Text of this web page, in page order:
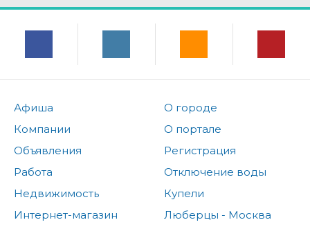
Афиша
Компании
Объявления
Работа
Недвижимость
Интернет-магазин
О городе
О портале
Регистрация
Отключение воды
Купели
Люберцы - Москва